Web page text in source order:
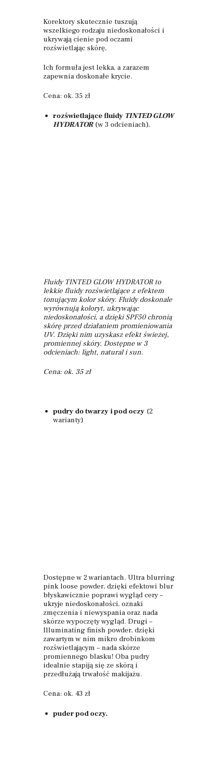
Korektory skutecznie tuszują
wszelkiego rodzaju niedoskonałości i
ukrywają cienie pod oczami
rozświetlając skórę,
Ich formuła jest lekka, a zarazem
zapewnia doskonałe krycie.
Cena: ok. 35 zł
rozświetlające fluidy TINTED GLOW
HYDRATOR(w 3 odcieniach),
Fluidy TINTED GLOW HYDRATOR to
lekkie fluidy rozświetlające z efektem
tonującym kolor skóry. Fluidy doskonale
wyrównują koloryt, ukrywając
niedoskonałości, a dzięki SPF50 chronią
skórę przed działaniem promieniowania
UV. Dzięki nim uzyskasz efekt świeżej,
promiennej skóry. Dostępne w 3
odcieniach: light, natural i sun.
Cena: ok. 35 zł
pudry do twarzy i pod oczy(2
warianty)
Dostępne w 2 wariantach. Ultra blurring
pink loose powder, dzięki efektowi blur
błyskawicznie poprawi wygląd cery –
ukryje niedoskonałości, oznaki
zmęczenia i niewyspania oraz nada
skórze wypoczęty wygląd. Drugi –
Illuminating finish powder, dzięki
zawartym w nim mikro drobinkom
rozświetlającym – nada skórze
promiennego blasku! Oba pudry
idealnie stapiją się ze skórą i
przedłużają trwałość makijażu.
Cena: ok. 43 zł
puder pod oczy.